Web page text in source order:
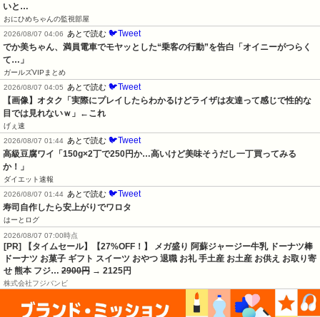
いと…
おにひめちゃんの監視部屋
2026/08/07 04:06
あとで読む 🐦Tweet
でか美ちゃん、満員電車でモヤッとした“乗客の行動”を告白「オイニーがつらく
て…」
ガールズVIPまとめ
2026/08/07 04:05
あとで読む 🐦Tweet
【画像】オタク「実際にプレイしたらわかるけどライザは友達って感じで性的な
目では見れないｗ」←これ
げぇ速
2026/08/07 01:44 あとで読む 🐦Tweet
高級豆腐ワイ「150g×2丁で250円か…高いけど美味そうだし一丁買ってみる
か！」
ダイエット速報
2026/08/07 01:44 あとで読む 🐦Tweet
寿司自作したら安上がりでワロタ
はーとログ
2026/08/07 07:00時点
[PR] 【タイムセール】【27%OFF！】 メガ盛り 阿蘇ジャージー牛乳 ドーナツ棒
ドーナツ お菓子 ギフト スイーツ おやつ 退職 お礼 手土産 お土産 お供え お取り寄
せ 熊本 フジ… 2900円 → 2125円
株式会社フジバンビ